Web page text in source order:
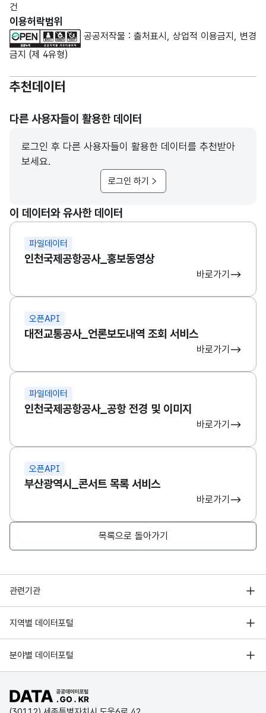
건
이용허락범위
공공저작물 : 출처표시, 상업적 이용금지, 변경
금지 (제 4유형)
추천데이터
다른 사용자들이 활용한 데이터
로그인 후 다른 사용자들이 활용한 데이터를 추천받아
보세요.
로그인 하기
이 데이터와 유사한 데이터
파일데이터
인천국제공항공사_홍보동영상
바로가기
오픈API
대전교통공사_언론보도내역 조회 서비스
바로가기
파일데이터
인천국제공항공사_공항 전경 및 이미지
바로가기
오픈API
부산광역시_콘서트 목록 서비스
바로가기
목록으로 돌아가기
관련기관
행정안전부
한국지능정보사회진흥원
국가정보자원관리원
지역별 데이터포털
서울 열린데이터광장
경기데이터드림
D-데이터허브
인천데이터포털
분야별 데이터포털
기상자료개방포털
국토교통부 공간정보오픈플랫폼
환경부 환경데이터포털
공공데이터포털 바로가기